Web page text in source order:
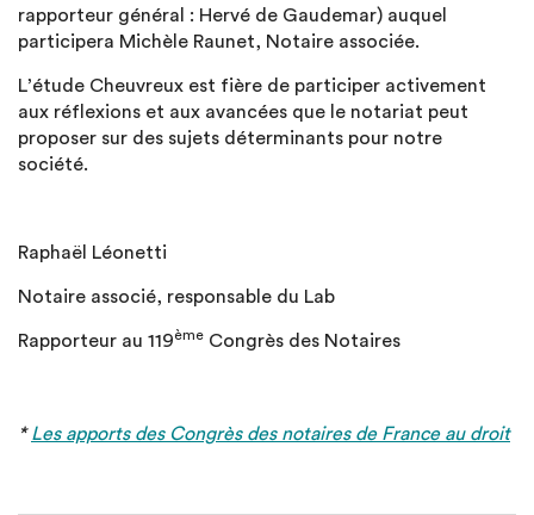
rapporteur général : Hervé de Gaudemar) auquel
participera Michèle Raunet, Notaire associée.
L’étude Cheuvreux est fière de participer activement
aux réflexions et aux avancées que le notariat peut
proposer sur des sujets déterminants pour notre
société.
Raphaël Léonetti
Notaire associé, responsable du Lab
Rapporteur au 119ème Congrès des Notaires
*Les apports des Congrès des notaires de France au droit